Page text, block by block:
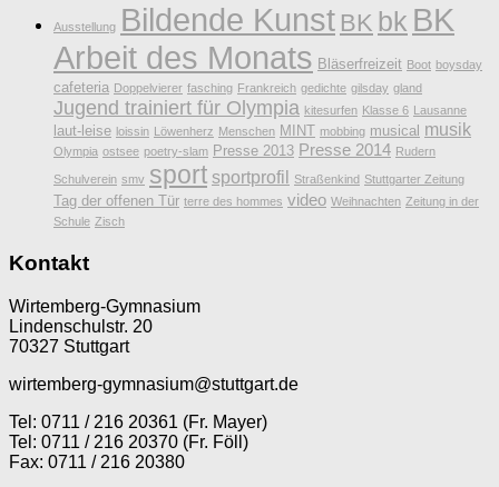
Ausstellung Bildende Kunst BK bk BK
Arbeit des Monats Bläserfreizeit Boot boysday
cafeteria Doppelvierer fasching Frankreich gedichte gilsday gland
Jugend trainiert für Olympia kitesurfen Klasse 6 Lausanne
laut-leise loissin Löwenherz Menschen MINT mobbing musical musik
Olympia ostsee poetry-slam Presse 2013 Presse 2014 Rudern
Schulverein smv sport sportprofil Straßenkind Stuttgarter Zeitung
Tag der offenen Tür terre des hommes video Weihnachten Zeitung in der
Schule Zisch
Kontakt
Wirtemberg-Gymnasium
Lindenschulstr. 20
70327 Stuttgart
wirtemberg-gymnasium@stuttgart.de
Tel: 0711 / 216 20361 (Fr. Mayer)
Tel: 0711 / 216 20370 (Fr. Föll)
Fax: 0711 / 216 20380